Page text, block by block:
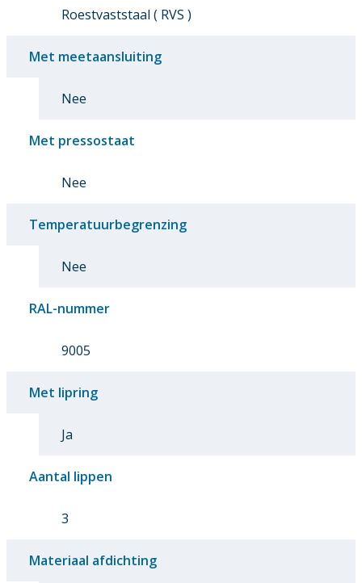
Roestvaststaal ( RVS )
Met meetaansluiting
Nee
Met pressostaat
Nee
Temperatuurbegrenzing
Nee
RAL-nummer
9005
Met lipring
Ja
Aantal lippen
3
Materiaal afdichting